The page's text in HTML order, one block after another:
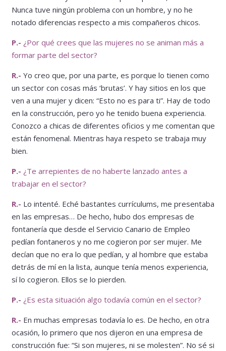
Nunca tuve ningún problema con un hombre, y no he
notado diferencias respecto a mis compañeros chicos.
P.- ¿Por qué crees que las mujeres no se animan más a
formar parte del sector?
R.- Yo creo que, por una parte, es porque lo tienen como
un sector con cosas más ‘brutas’. Y hay sitios en los que
ven a una mujer y dicen: “Esto no es para ti”. Hay de todo
en la construcción, pero yo he tenido buena experiencia.
Conozco a chicas de diferentes oficios y me comentan que
están fenomenal. Mientras haya respeto se trabaja muy
bien.
P.- ¿Te arrepientes de no haberte lanzado antes a
trabajar en el sector?
R.- Lo intenté. Eché bastantes currículums, me presentaba
en las empresas… De hecho, hubo dos empresas de
fontanería que desde el Servicio Canario de Empleo
pedían fontaneros y no me cogieron por ser mujer. Me
decían que no era lo que pedían, y al hombre que estaba
detrás de mí en la lista, aunque tenía menos experiencia,
sí lo cogieron. Ellos se lo pierden.
P.- ¿Es esta situación algo todavía común en el sector?
R.- En muchas empresas todavía lo es. De hecho, en otra
ocasión, lo primero que nos dijeron en una empresa de
construcción fue: “Si son mujeres, ni se molesten”. No sé si